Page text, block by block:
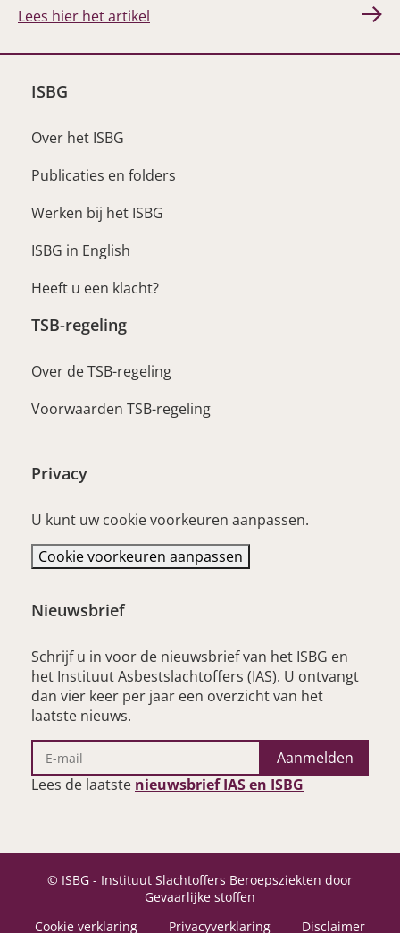
Lees hier het artikel
ISBG
Over het ISBG
Publicaties en folders
Werken bij het ISBG
ISBG in English
Heeft u een klacht?
TSB-regeling
Over de TSB-regeling
Voorwaarden TSB-regeling
Privacy
U kunt uw cookie voorkeuren aanpassen.
Cookie voorkeuren aanpassen
Nieuwsbrief
Schrijf u in voor de nieuwsbrief van het ISBG en
het Instituut Asbestslachtoffers (IAS). U ontvangt
dan vier keer per jaar een overzicht van het
laatste nieuws.
Aanmelden
Lees de laatste nieuwsbrief IAS en ISBG
© ISBG - Instituut Slachtoffers Beroepsziekten door
Gevaarlijke stoffen
Cookie verklaring
Privacyverklaring Disclaimer